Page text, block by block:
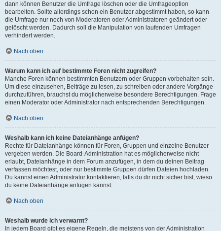
dann können Benutzer die Umfrage löschen oder die Umfrageoption
bearbeiten. Sollte allerdings schon ein Benutzer abgestimmt haben, so kann
die Umfrage nur noch von Moderatoren oder Administratoren geändert oder
gelöscht werden. Dadurch soll die Manipulation von laufenden Umfragen
verhindert werden.
Nach oben
Warum kann ich auf bestimmte Foren nicht zugreifen?
Manche Foren können bestimmten Benutzern oder Gruppen vorbehalten sein.
Um diese einzusehen, Beiträge zu lesen, zu schreiben oder andere Vorgänge
durchzuführen, brauchst du möglicherweise besondere Berechtigungen. Frage
einen Moderator oder Administrator nach entsprechenden Berechtigungen.
Nach oben
Weshalb kann ich keine Dateianhänge anfügen?
Rechte für Dateianhänge können für Foren, Gruppen und einzelne Benutzer
vergeben werden. Die Board-Administration hat es möglicherweise nicht
erlaubt, Dateianhänge in dem Forum anzufügen, in dem du deinen Beitrag
verfassen möchtest, oder nur bestimmte Gruppen dürfen Dateien hochladen.
Du kannst einen Administrator kontaktieren, falls du dir nicht sicher bist, wieso
du keine Dateianhänge anfügen kannst.
Nach oben
Weshalb wurde ich verwarnt?
In jedem Board gibt es eigene Regeln, die meistens von der Administration